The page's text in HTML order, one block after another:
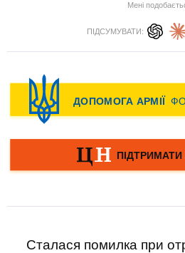
Мені
ПІДСУМУВАТИ:
Сталася помилка при